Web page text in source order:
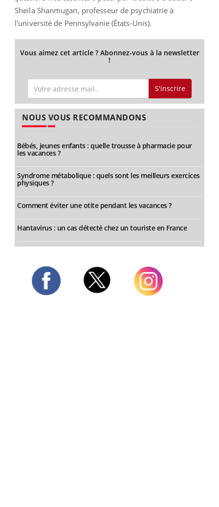
Sheila Shanmugan, professeur de psychiatrie à
l'université de Pennsylvanie (États-Unis).
Vous aimez cet article ? Abonnez-vous à la newsletter
!
S'inscrire
NOUS VOUS RECOMMANDONS
Bébés, jeunes enfants : quelle trousse à pharmacie pour
les vacances ?
Syndrome métabolique : quels sont les meilleurs exercices
physiques ?
Comment éviter une otite pendant les vacances ?
Hantavirus : un cas détecté chez un touriste en France